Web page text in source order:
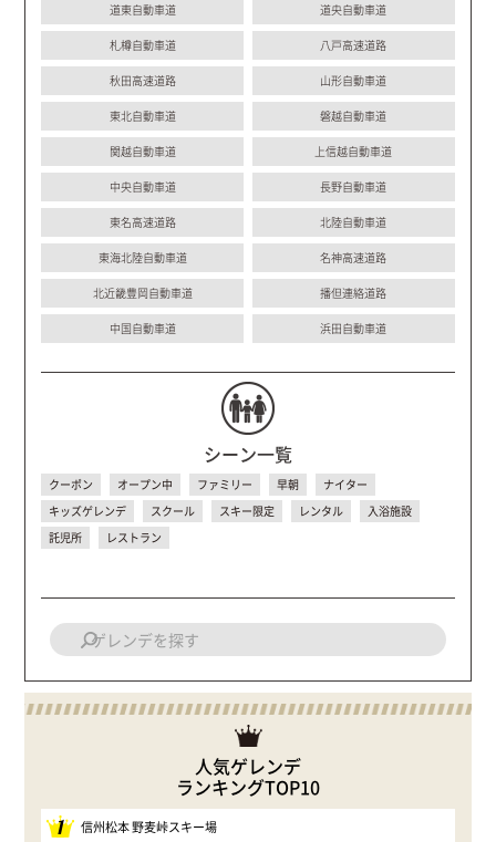
道東自動車道 道央自動車道
札樽自動車道 八戸高速道路
秋田高速道路 山形自動車道
東北自動車道 磐越自動車道
関越自動車道 上信越自動車道
中央自動車道 長野自動車道
東名高速道路 北陸自動車道
東海北陸自動車道 名神高速道路
北近畿豊岡自動車道 播但連絡道路
中国自動車道 浜田自動車道
シーン一覧
クーポン オープン中 ファミリー 早朝
ナイター
キッズゲレンデ
スクール スキー限定 レンタル
入浴施設
託児所
レストラン
人気ゲレンデ
ランキングTOP10
1 信州松本 野麦峠スキー場